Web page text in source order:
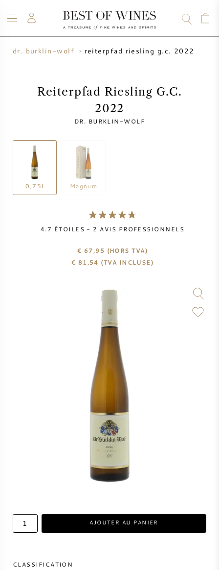
VIN
NOUVEAUTÉS
PRODUCTEUR DE VIN
TABLEAU DES MILLESIMES
CHAMPAGNE
TOUS LES CHAMPAGNES
KRUG
PERRIER JOUET
VEUVE CLICQUOT
MAISON DE CHAMPAGNE
WHISKY
RHUM
SPIRITUEUX
VENTE
VENTE DE WHISKY
PRÉVENTE
BORDEAUX EN PRIMEUR
BLOG
À PROPOS
dr. burklin-wolf reiterpfad riesling g.c. 2022
Reiterpfad Riesling G.C.
2022
DR. BURKLIN-WOLF
0,75l Magnum
4.7 ÉTOILES - 2 AVIS PROFESSIONNELS
€ 67,95 (HORS TVA)
€ 81,54 (TVA INCLUSE)
AJOUTER AU PANIER
CLASSIFICATION